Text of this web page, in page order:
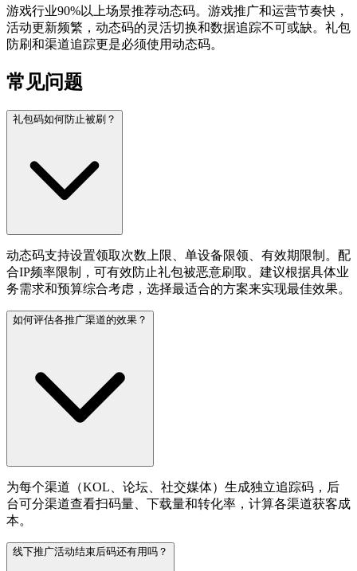
游戏行业90%以上场景推荐动态码。游戏推广和运营节奏快，
活动更新频繁，动态码的灵活切换和数据追踪不可或缺。礼包
防刷和渠道追踪更是必须使用动态码。
常见问题
礼包码如何防止被刷？
动态码支持设置领取次数上限、单设备限领、有效期限制。配
合IP频率限制，可有效防止礼包被恶意刷取。建议根据具体业
务需求和预算综合考虑，选择最适合的方案来实现最佳效果。
如何评估各推广渠道的效果？
为每个渠道（KOL、论坛、社交媒体）生成独立追踪码，后
台可分渠道查看扫码量、下载量和转化率，计算各渠道获客成
本。
线下推广活动结束后码还有用吗？